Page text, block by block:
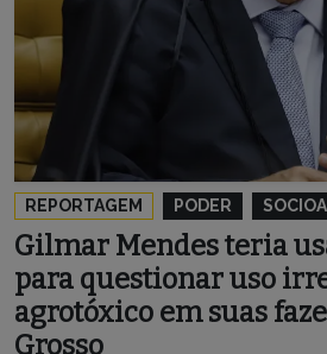
REPORTAGEM PODER
Gilmar Mendes teria
para questionar uso
agrotóxico em suas
Grosso